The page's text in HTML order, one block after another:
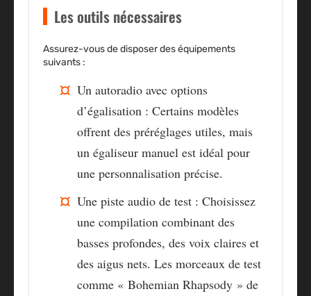
Les outils nécessaires
Assurez-vous de disposer des équipements
suivants :
Un autoradio avec options
d’égalisation : Certains modèles
offrent des préréglages utiles, mais
un égaliseur manuel est idéal pour
une personnalisation précise.
Une piste audio de test : Choisissez
une compilation combinant des
basses profondes, des voix claires et
des aigus nets. Les morceaux de test
comme « Bohemian Rhapsody » de